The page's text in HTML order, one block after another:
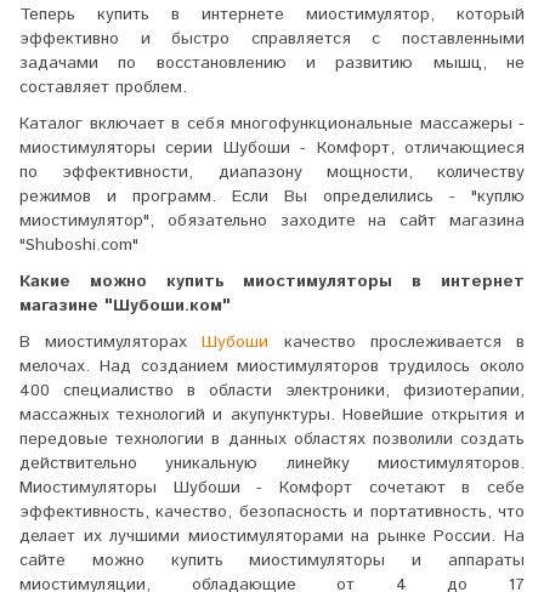
Теперь купить в интернете миостимулятор, который
эффективно и быстро справляется с поставленными
задачами по восстановлению и развитию мышц, не
составляет проблем.
Каталог включает в себя многофункциональные массажеры -
миостимуляторы серии Шубоши - Комфорт, отличающиеся
по эффективности, диапазону мощности, количеству
режимов и программ. Если Вы определились - "куплю
миостимулятор", обязательно заходите на сайт магазина
"Shuboshi.com"
Какие можно купить миостимуляторы в интернет
магазине "Шубоши.ком"
В миостимуляторахШубоши качество прослеживается в
мелочах. Над созданием миостимуляторов трудилось около
400 специалиство в области электроники, физиотерапии,
массажных технологий и акупунктуры. Новейшие открытия и
передовые технологии в данных областях позволили создать
действительно уникальную линейку миостимуляторов.
Миостимуляторы Шубоши - Комфорт сочетают в себе
эффективность, качество, безопасность и портативность, что
делает их лучшими миостимуляторами на рынке России. На
сайте можно купить миостимуляторы и аппараты
миостимуляции, обладающие от 4 до 17